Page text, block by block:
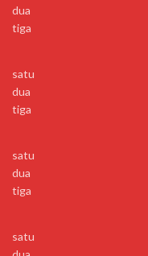
dua
tiga
satu
dua
tiga
satu
dua
tiga
satu